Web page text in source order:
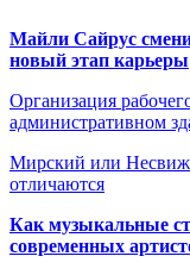
Майли Сайрус
новый этап карьеры
Организация
административном
Мирский или
отличаются
Как музыкальные
современных